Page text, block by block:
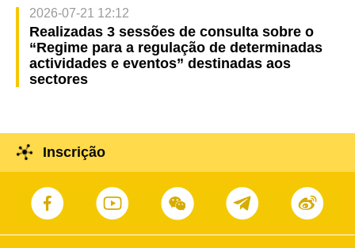
2026-07-21 12:12
Realizadas 3 sessões de consulta sobre o
“Regime para a regulação de determinadas
actividades e eventos” destinadas aos
sectores
Inscrição